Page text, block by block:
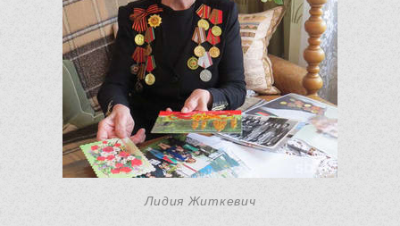
Лидия Житкевич